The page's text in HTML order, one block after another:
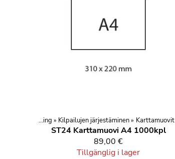
Orientering ‪» Kilpailujen järjestäminen‪» Karttamuovit
ST24 Karttamuovi A4 1000kpl
89,00 €
Tillgänglig i lager